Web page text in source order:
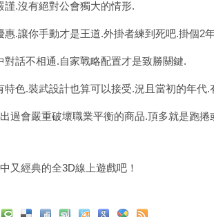
謹.沒有絕對公會獨大的情形.
惠.讓你手動才是王道.外掛者練到死吧.掛個2
對話不相通.自家戰略配置才是致勝關鍵.
特色.裝武設計也算可以接受.況且當初的年代.
過會嚴重破壞職業平衡的商品.頂多就是跑捲
又經典的全3D線上遊戲吧！